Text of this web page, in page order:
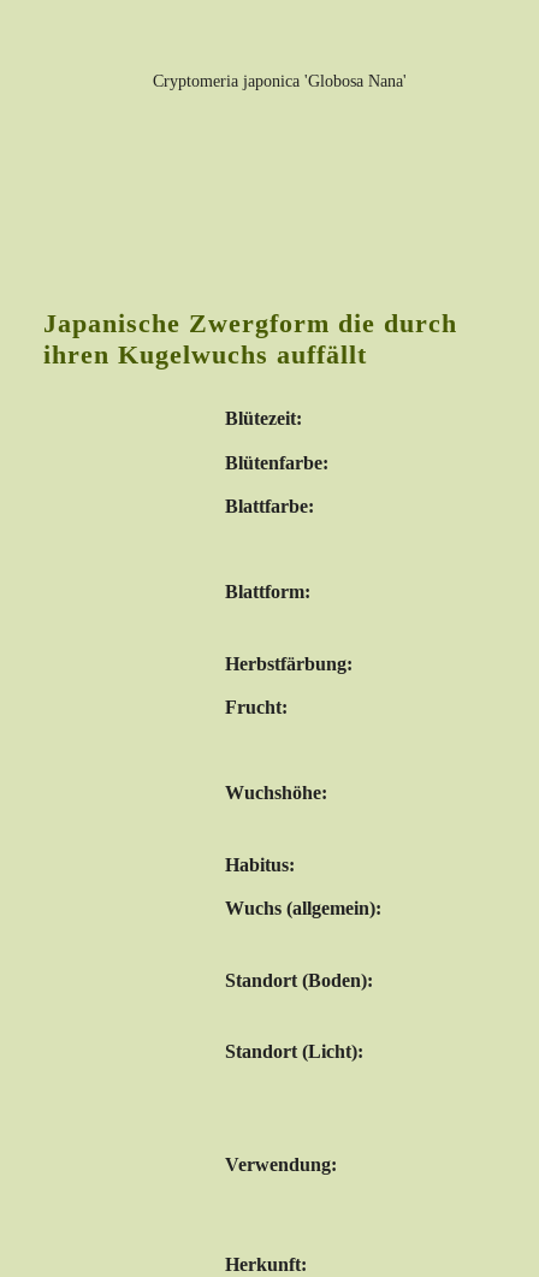
Japanische Zwergform die durch
ihren Kugelwuchs auffällt
Blütezeit:
Blütenfarbe:
Blattfarbe:
Blattform:
Herbstfärbung:
Frucht:
Wuchshöhe:
Habitus:
Wuchs (allgemein):
Standort (Boden):
Standort (Licht):
Verwendung:
Herkunft: